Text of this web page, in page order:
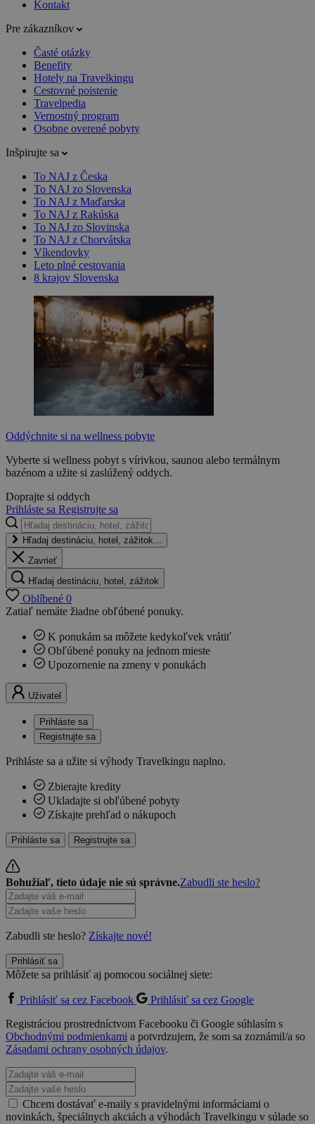
Kontakt
Pre zákazníkov
Časté otázky
Benefity
Hotely na Travelkingu
Cestovné poistenie
Travelpedia
Vernostný program
Osobne overené pobyty
Inšpirujte sa
To NAJ z Česka
To NAJ zo Slovenska
To NAJ z Maďarska
To NAJ z Rakúska
To NAJ zo Slovinska
To NAJ z Chorvátska
Víkendovky
Leto plné cestovania
8 krajov Slovenska
Oddýchnite si na wellness pobyte
Vyberte si wellness pobyt s vírivkou, saunou alebo termálnym
bazénom a užite si zaslúžený oddych.
Doprajte si oddych
Prihláste sa Registrujte sa
Hľadaj destináciu, hotel, zážitok...
Zavrieť
Hľadaj destináciu, hotel, zážitok
Oblíbené 0
Zatiaľ nemáte žiadne obľúbené ponuky.
K ponukám sa môžete kedykoľvek vrátiť
Obľúbené ponuky na jednom mieste
Upozornenie na zmeny v ponukách
Uživatel
Prihláste sa
Registrujte sa
Prihláste sa a užite si výhody Travelkingu naplno.
Zbierajte kredity
Ukladajte si obľúbené pobyty
Získajte prehľad o nákupoch
Prihláste sa Registrujte sa
Bohužiaľ, tieto údaje nie sú správne.Zabudli ste heslo?
Zabudli ste heslo? Získajte nové!
Prihlásiť sa
Môžete sa prihlásiť aj pomocou sociálnej siete:
Prihlásiť sa cez Facebook
Prihlásiť sa cez Google
Registráciou prostredníctvom Facebooku či Google súhlasím s
Obchodnými podmienkami a potvrdzujem, že som sa zoznámil/a so
Zásadami ochrany osobných údajov.
Chcem dostávať e-maily s pravidelnými informáciami o
novinkách, špeciálnych akciách a výhodách Travelkingu v súlade so